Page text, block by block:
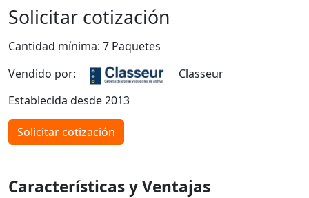
Solicitar cotización
Cantidad mínima: 7 Paquetes
Vendido por:
Classeur
Establecida desde 2013
Solicitar cotización
Características y Ventajas